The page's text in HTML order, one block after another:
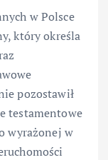
w Polsce
który określa
pozostawił
testamentowe
wyrażonej w